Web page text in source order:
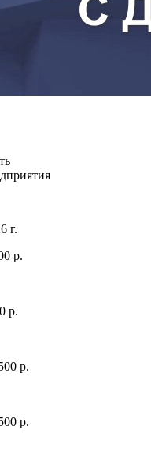
г.
р.
р.
р.
р.